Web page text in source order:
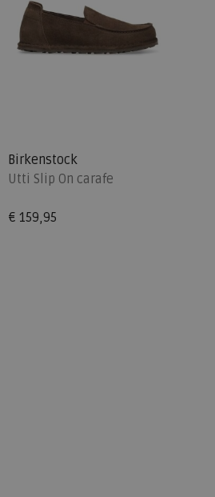
Birkenstock
Utti Slip On carafe
€ 159,95